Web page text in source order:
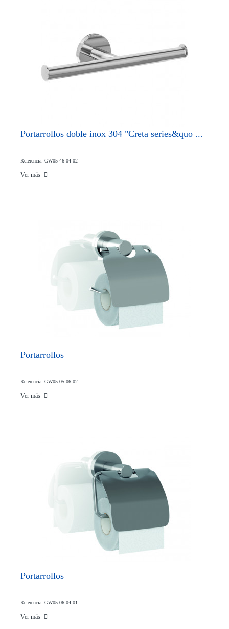
Portarrollos doble inox 304 "Creta series&quo ...
Referencia: GW05 46 04 02
Ver más
Portarrollos
Referencia: GW05 05 06 02
Ver más
Portarrollos
Referencia: GW05 06 04 01
Ver más